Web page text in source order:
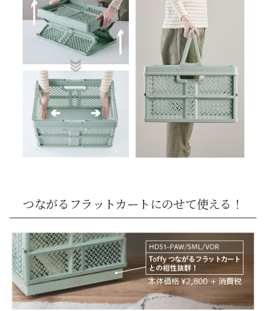
つながるフラットカートにのせて使える！